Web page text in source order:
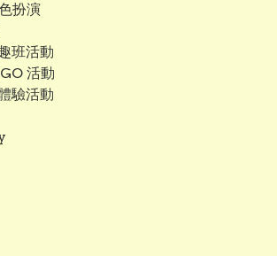
扮演
班活動
活動
驗活動